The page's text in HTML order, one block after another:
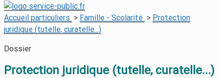
Accueil particuliers > Famille - Scolarité > Protection
juridique (tutelle, curatelle...)
Dossier
Protection juridique (tutelle, curatelle...)